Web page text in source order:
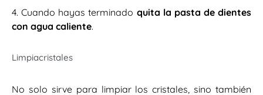
4. Cuando hayas terminado quita la pasta de dientes
con agua caliente.
Limpiacristales
No solo sirve para limpiar los cristales, sino también